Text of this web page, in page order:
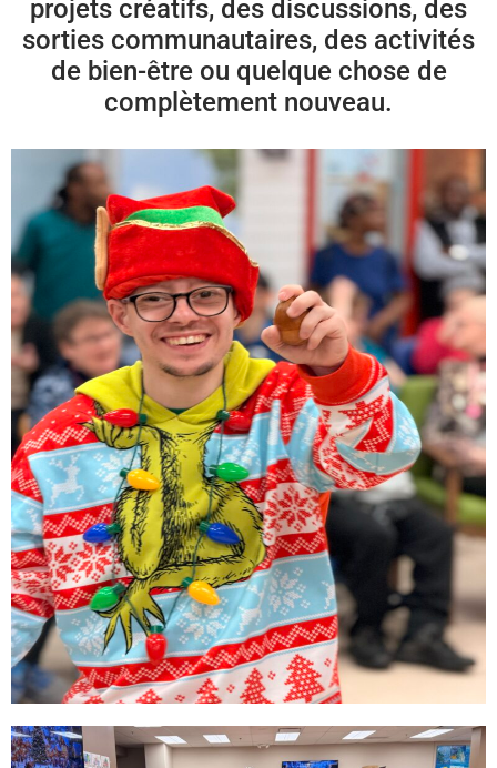
projets créatifs, des discussions, des
sorties communautaires, des activités
de bien-être ou quelque chose de
complètement nouveau.